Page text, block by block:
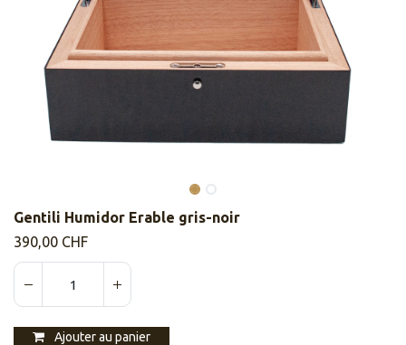
​​Gentili Humidor Erable gris-noir
390,00 CHF
Ajouter au panier